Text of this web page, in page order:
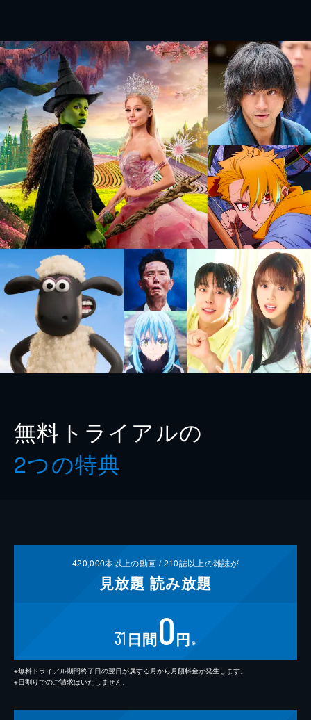
無料トライアルの
2つの特典
420,000本以上の動画 /210誌以上の雑誌が
見放題 読み放題
31 日間0円 ※
※無料トライアル期間終了日の翌日が属する月から月額料金が発生します。
※日割りでのご請求はいたしません。